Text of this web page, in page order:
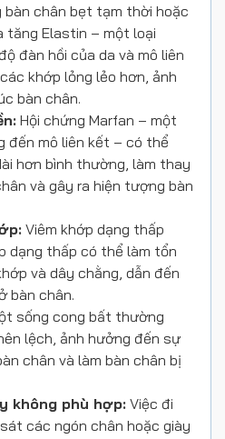
chân bẹt tạm thời hoặc
tăng Elastin – một loại
đàn hồi của da và mô liên
khớp lỏng lẻo hơn, ảnh
bàn chân.
Hội chứng Marfan – một
đến mô liên kết – có thể
hơn bình thường, làm thay
và gây ra hiện tượng bàn
Viêm khớp dạng thấp
dạng thấp có thể làm tổn
và dây chằng, dẫn đến
bàn chân.
sống cong bất thường
lệch, ảnh hưởng đến sự
chân và làm bàn chân bị
không phù hợp: Việc đi
các ngón chân hoặc giày